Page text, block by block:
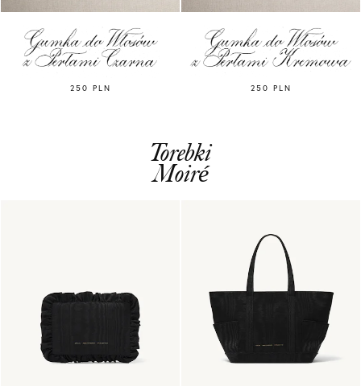
250 PLN 250 PLN
Torebki
Moiré